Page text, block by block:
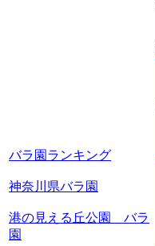
バラ園ランキング
神奈川県バラ園
港の見える丘公園 バラ
園